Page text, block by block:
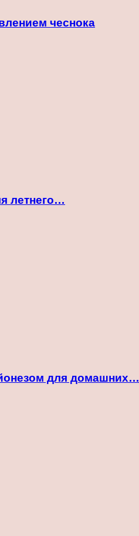
чеснока
летнего…
для домашних…